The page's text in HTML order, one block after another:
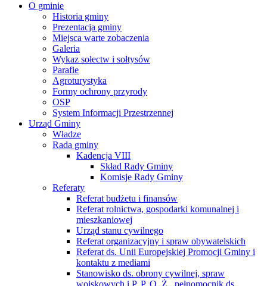
O gminie
Historia gminy
Prezentacja gminy
Miejsca warte zobaczenia
Galeria
Wykaz sołectw i sołtysów
Parafie
Agroturystyka
Formy ochrony przyrody
OSP
System Informacji Przestrzennej
Urząd Gminy
Władze
Rada gminy
Kadencja VIII
Skład Rady Gminy
Komisje Rady Gminy
Referaty
Referat budżetu i finansów
Referat rolnictwa, gospodarki komunalnej i
mieszkaniowej
Urząd stanu cywilnego
Referat organizacyjny i spraw obywatelskich
Referat ds. Unii Europejskiej Promocji Gminy i
kontaktu z mediami
Stanowisko ds. obrony cywilnej, spraw